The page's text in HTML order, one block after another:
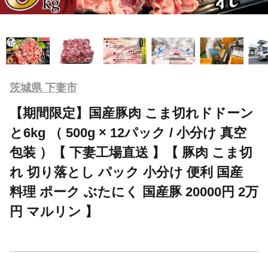
茨城県 下妻市
【期間限定】国産豚肉 こま切れドドーン
と6kg （ 500g × 12パック / 小分け 真空
包装 ）【 下妻工場直送 】【 豚肉 こま切
れ 切り落とし パック 小分け 便利 国産
料理 ポーク ぶたにく 国産豚 20000円 2万
円 マルリン 】